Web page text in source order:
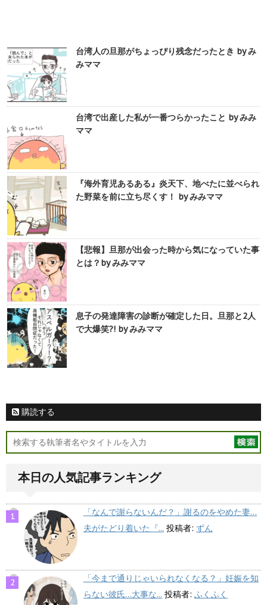
台湾人の旦那がちょっぴり残念だったとき by み
みママ
台湾で出産した私が一番つらかったこと by みみ
ママ
『海外育児あるある』炎天下、地べたに並べられ
た野菜を前に立ち尽くす！ by みみママ
【悲報】旦那が出会った時から気になっていた事
とは？by みみママ
息子の発達障害の診断が確定した日。旦那と2人
で大爆笑?! by みみママ
購読する
本日の人気記事ランキング
「なんで謝らないんだ？」謝るのをやめた妻…
夫がたどり着いた『... 投稿者: ずん
「今まで通りじゃいられなくなる？」妊娠を知
らない彼氏…大事な... 投稿者: ふくふく